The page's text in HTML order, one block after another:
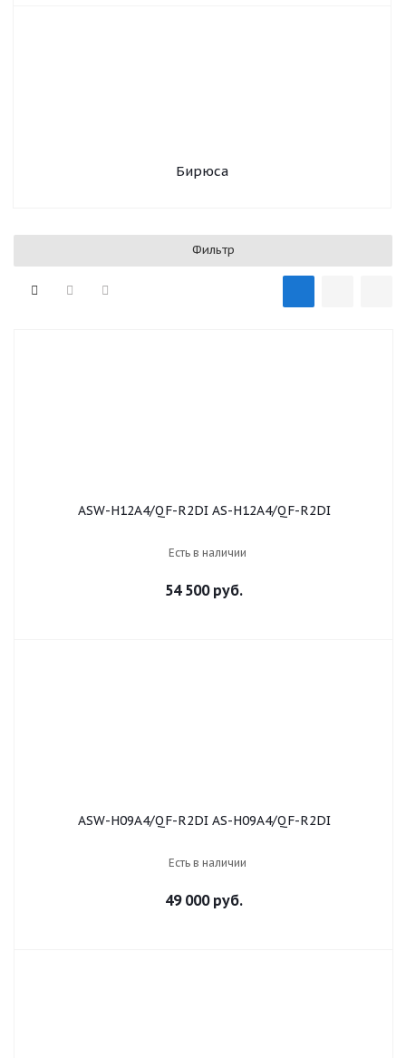
Бирюса
Фильтр
ASW-H12A4/QF-R2DI AS-H12A4/QF-R2DI
Есть в наличии
54 500 руб.
ASW-H09A4/QF-R2DI AS-H09A4/QF-R2DI
Есть в наличии
49 000 руб.